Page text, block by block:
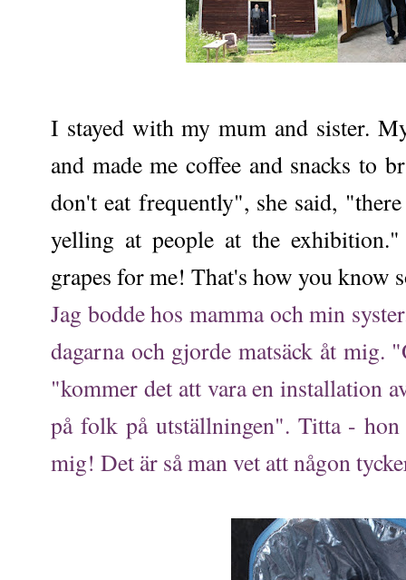
I stayed with my mum and sister.
and made me coffee and snacks
don't eat frequently", she said,
yelling at people at the
grapes for me! That's how you know
Jag bodde hos mamma och min
dagarna och gjorde matsäck åt mig.
"kommer det att vara en installation
på folk på utställningen". Titta -
mig! Det är så man vet att någon